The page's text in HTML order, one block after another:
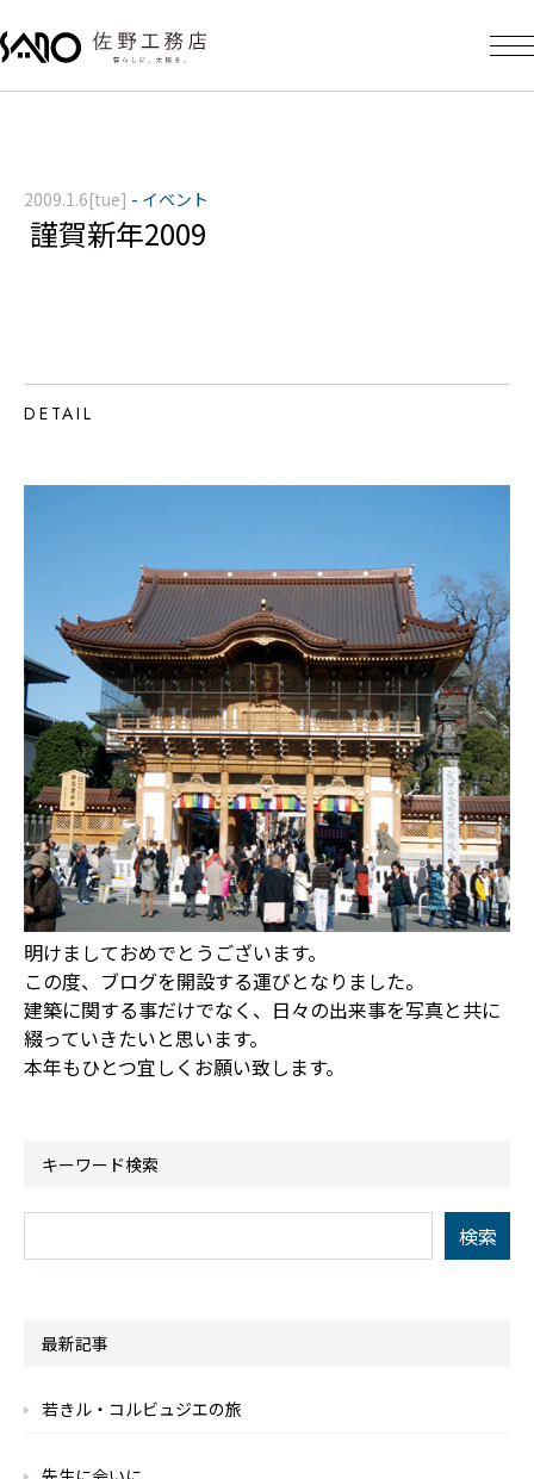
謹賀新年2009
2009.1.6[tue] - イベント
DETAIL
明けましておめでとうございます。
この度、ブログを開設する運びとなりました。
建築に関する事だけでなく、日々の出来事を写真と共に
綴っていきたいと思います。
本年もひとつ宜しくお願い致します。
キーワード検索
最新記事
若きル・コルビュジエの旅